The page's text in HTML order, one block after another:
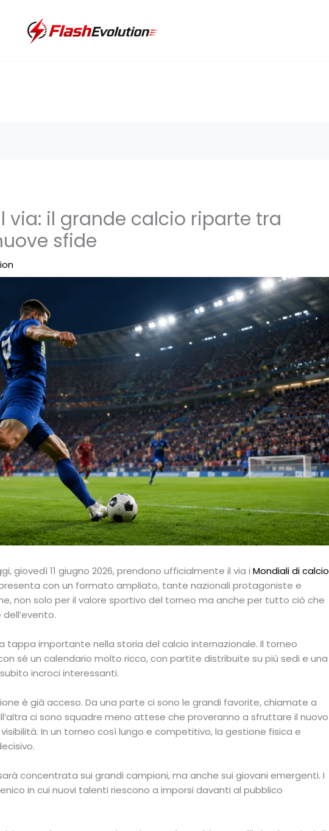
via: il grande calcio riparte tra
sfide
giovedì 11 giugno 2026, prendono ufficialmente il via iMondiali di calcio
con un formato ampliato, tante nazionali protagoniste e
non solo per il valore sportivo del torneo ma anche per tutto ciò che
tappa importante nella storia del calcio internazionale. Il torneo
sé un calendario molto ricco, con partite distribuite su più sedi e una
incroci interessanti.
è già acceso. Da una parte ci sono le grandi favorite, chiamate a
ci sono squadre meno attese che proveranno a sfruttare il nuovo
In un torneo così lungo e competitivo, la gestione fisica e
concentrata sui grandi campioni, ma anche sui giovani emergenti. I
in cui nuovi talenti riescono a imporsi davanti al pubblico